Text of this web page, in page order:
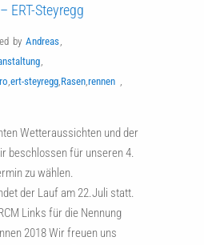
ERT-Steyregg
by Andreas
ert-steyregg Rasen rennen
Wetteraussichten und der
beschlossen für unseren 4.
zu wählen.
der Lauf am 22.Juli statt.
Links für die Nennung
2018 Wir freuen uns